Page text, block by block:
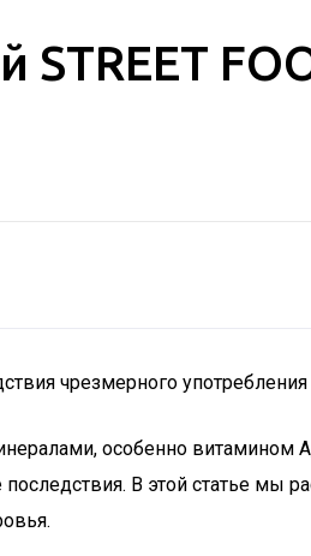
STREET
чрезмерного
особенно витамином
В этой статье мы